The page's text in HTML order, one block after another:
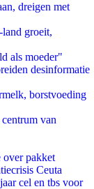
dreigen met
groeit,
als moeder"
desinformatie
borstvoeding
van
over pakket
Ceuta
cel en tbs voor